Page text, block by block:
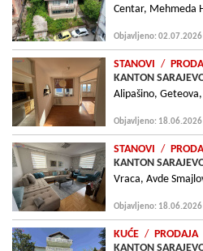
Centar, Mehmeda
Objavljeno:
STANOVI /
KANTON
Alipašino,
Objavljeno:
STANOVI /
KANTON
Vraca, Avde
Objavljeno:
KUĆE / PRODAJA
KANTON